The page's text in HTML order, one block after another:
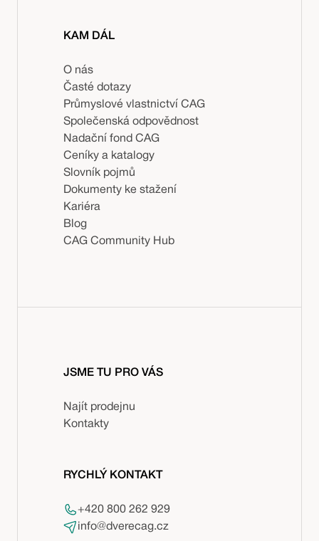
KAM DÁL
O nás
Časté dotazy
Průmyslové vlastnictví CAG
Společenská odpovědnost
Nadační fond CAG
Ceníky a katalogy
Slovník pojmů
Dokumenty ke stažení
Kariéra
Blog
CAG Community Hub
JSME TU PRO VÁS
Najít prodejnu
Kontakty
RYCHLÝ KONTAKT
+420 800 262 929
info@dverecag.cz